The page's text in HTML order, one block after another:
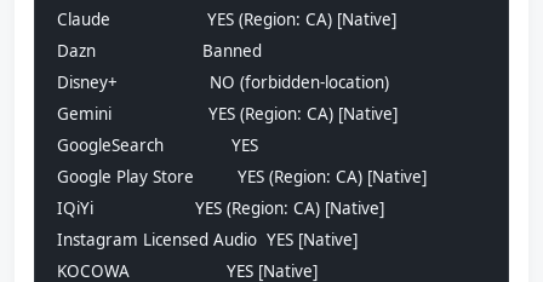
Claude                    YES (Region: CA) [Native]
Dazn                      Banned
Disney+                   NO (forbidden-location)
Gemini                    YES (Region: CA) [Native]
GoogleSearch              YES
Google Play Store         YES (Region: CA) [Native]
IQiYi                     YES (Region: CA) [Native]
Instagram Licensed Audio  YES [Native]
KOCOWA                    YES [Native]